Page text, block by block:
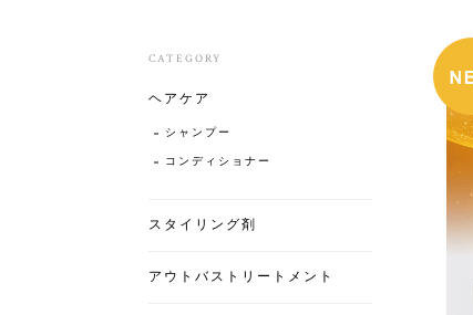
CATEGORY
ヘアケア
シャンプー
コンディショナー
スタイリング剤
アウトバストリートメント